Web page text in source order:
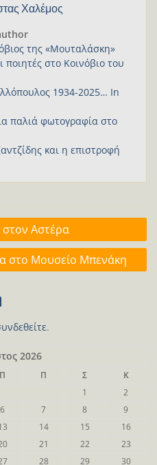
Χαλέμος
της «Μουταλάσκη»
ποιητές στο Κοινόβιο του
1934-2025… In
παλιά φωτογραφία στο
και η επιστροφή
στον Αστέρα
στο Μουσείο Μπενάκη
.
2026
Π Π Σ
Κ
1
2
6 7 8
9
14 15
16
21 22
23
28 29 30